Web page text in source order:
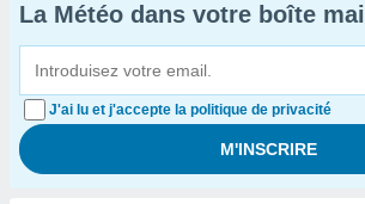
La Météo dans votre boîte mail
J'ai lu et j'accepte la politique de privacité